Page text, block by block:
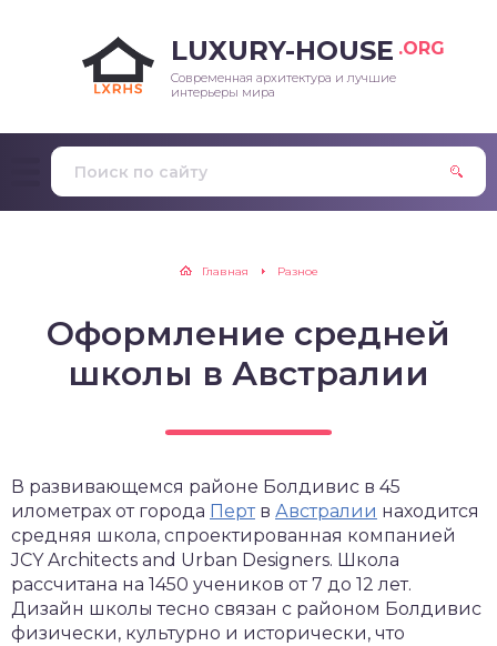
LUXURY-HOUSE .ORG
Современная архитектура и лучшие
интерьеры мира
Главная Разное
Оформление средней
школы в Австралии
В развивающемся районе Болдивис в 45
илометрах от города Пертв Австралии находится
средняя школа, спроектированная компанией
JCY Architects and Urban Designers. Школа
рассчитана на 1450 учеников от 7 до 12 лет.
Дизайн школы тесно связан с районом Болдивис
физически, культурно и исторически, что